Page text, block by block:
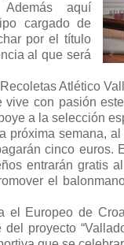
aquí
cargado de
por el título
al que será
Atlético
con pasión
a la selección
próxima semana,
cinco euros.
entrarán gratis
el
el Europeo de
proyecto